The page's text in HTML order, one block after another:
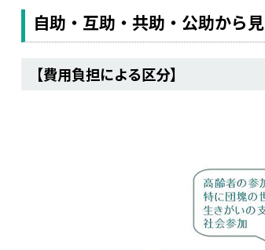
自助・互助・共助・公助から
【費用負担による区分】